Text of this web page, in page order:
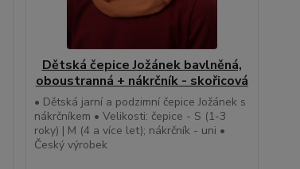
Dětská čepice Jožánek bavlněná,
oboustranná + nákrčník - skořicová
• Dětská jarní a podzimní čepice Jožánek s
nákrčníkem • Velikosti: čepice - S (1-3
roky) | M (4 a více let); nákrčník - uni •
Český výrobek